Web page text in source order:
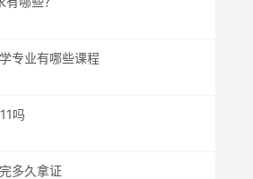
专业有哪些课程
吗
多久拿证